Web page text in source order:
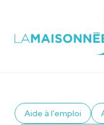
Aide à l'emploi